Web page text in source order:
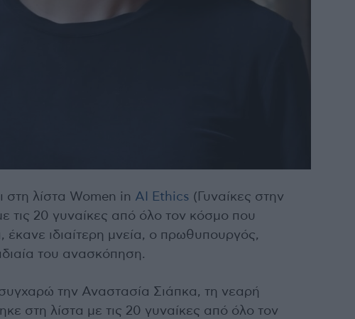
στη λίστα Women in AI Ethics (Γυναίκες στην
τις 20 γυναίκες από όλο τον κόσμο που
έκανε ιδιαίτερη μνεία, ο πρωθυπουργός,
του ανασκόπηση.
την Αναστασία Σιάπκα, τη νεαρή
στη λίστα με τις 20 γυναίκες από όλο τον